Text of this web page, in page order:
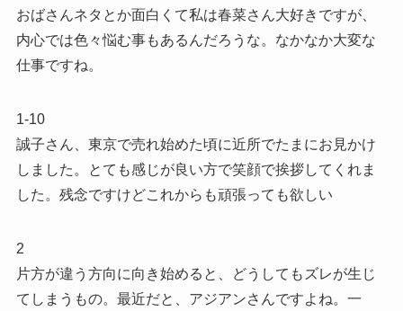
おばさんネタとか面白くて私は春菜さん大好きですが、
内心では色々悩む事もあるんだろうな。なかなか大変な
仕事ですね。
1-10
誠子さん、東京で売れ始めた頃に近所でたまにお見かけ
しました。とても感じが良い方で笑顔で挨拶してくれま
した。残念ですけどこれからも頑張っても欲しい
2
片方が違う方向に向き始めると、どうしてもズレが生じ
てしまうもの。最近だと、アジアンさんですよね。一